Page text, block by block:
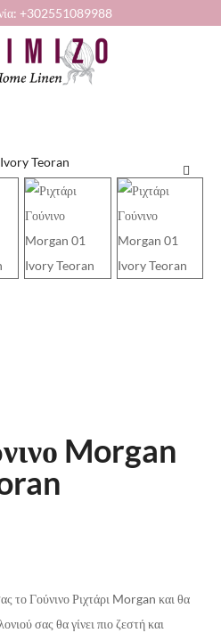
+302551089988
Morgan
το Γούνινο Ριχτάρι Morgan και θα
σας θα γίνει πιο ζεστή και